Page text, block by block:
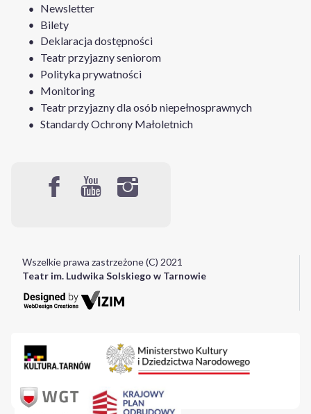
Newsletter
Bilety
Deklaracja dostępności
Teatr przyjazny seniorom
Polityka prywatności
Monitoring
Teatr przyjazny dla osób niepełnosprawnych
Standardy Ochrony Małoletnich
Wszelkie prawa zastrzeżone (C) 2021
Teatr im. Ludwika Solskiego w Tarnowie